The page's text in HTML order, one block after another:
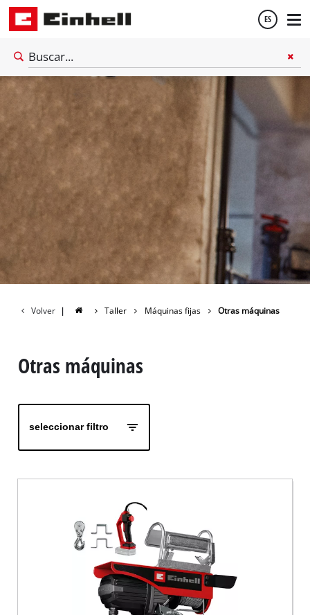
ES
Español
English
Volver | Taller Máquinas fijas Otras máquinas
Otras máquinas
seleccionar filtro